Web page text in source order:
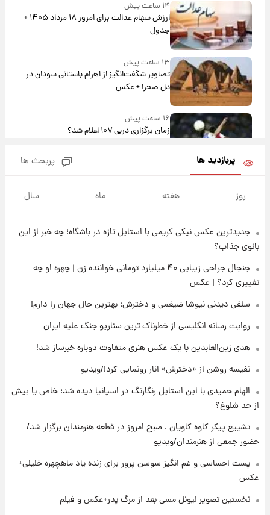
۱۴ ساعت پیش
ارزش سهام عدالت برای امروز ۱۸ مرداد ۱۴۰۵ +
جدول
۱۳ ساعت پیش
تصاویر شگفت‌انگیز از اهرام باستانی سودان در
دل صحرا + عکس
۱۶ ساعت پیش
زمان برگزاری دربی ۱۰۷ اعلام شد؟
جزئیات
۱۷ ساعت پیش
آتش‌سوزی در لوناپارک شیراز؛ آخرین وضعیت
خزندگان خطرناک پس از حادثه
۲۲ ساعت پیش
خواستگار ۵۰ساله شاهدخت لئونور بازداشت شد
پدر+عکس و فیلم
۲۳ ساعت پیش
استوری مرموز محمدحسین میثاقی با موی
پربازدید ها پربحث ها
روز هفته ماه سال
جدیدترین عکس نیکی کریمی با استایل تازه در باشگاه؛ چه خبر از این
بانوی جذاب؟
جنجال جراحی زیبایی ۴۰ میلیارد تومانی خواننده زن | چهره او چه
تغییری کرد؟ | عکس
سلفی دیدنی نیوشا ضیغمی و دخترش؛ بهترین حال جهان را دارم!
روایت رسانه انگلیسی از خطرناک ترین سناریو جنگ علیه ایران
هدی زین‌العابدین با یک عکس هنری متفاوت دوباره خبرساز شد!
نفیسه روشن از «دخترش» انار رونمایی کرد!/ویدیو
الهام حمیدی با این استایل رنگارنگ در اسپانیا دیده شد؛ خاص یا بیش
از حد شلوغ؟
تشییع پیکر کاوه کاویان ، صبح امروز در قطعه هنرمندان برگزار شد/
حضور جمعی از هنرمندان/ویدیو
پست احساسی و غم انگیز سوسن پرور برای زنده یاد ماهچهره خلیلی+
عکس
نخستین تصویر لیونل مسی بعد از مرگ پدر+عکس و فیلم